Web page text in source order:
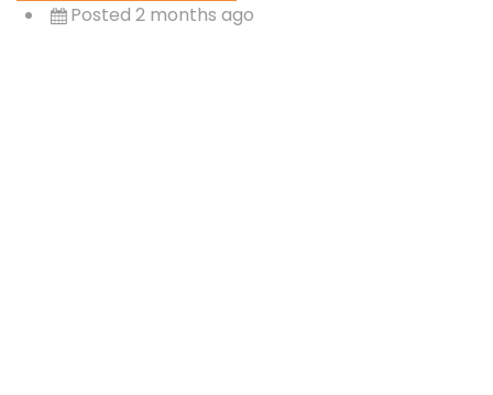
Posted 2 months ago